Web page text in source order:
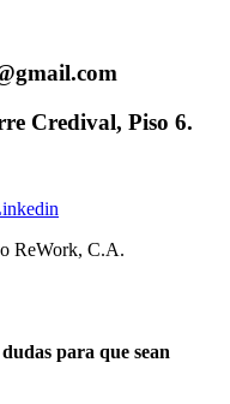
Credival, Piso 6.
ReWork, C.A.
para que sean